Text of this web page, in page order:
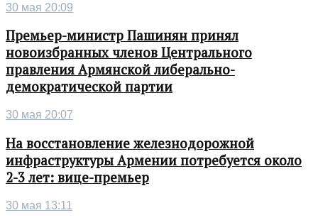
30 мая 20:09
Премьер-министр Пашинян принял
новоизбранных членов Центрального
правления Армянской либерально-
демократической партии
30 мая 20:07
На восстановление железнодорожной
инфраструктуры Армении потребуется около
2-3 лет: вице-премьер
30 мая 13:11